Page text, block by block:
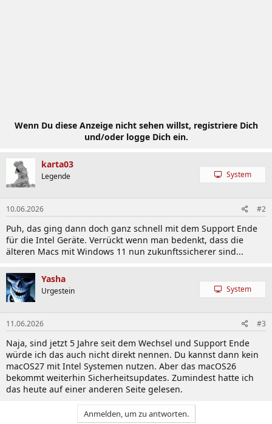
Wenn Du diese Anzeige nicht sehen willst, registriere Dich
und/oder logge Dich ein.
karta03
Legende System
10.06.2026 #2
Puh, das ging dann doch ganz schnell mit dem Support Ende
für die Intel Geräte. Verrückt wenn man bedenkt, dass die
älteren Macs mit Windows 11 nun zukunftssicherer sind...
Yasha
Urgestein System
11.06.2026 #3
Naja, sind jetzt 5 Jahre seit dem Wechsel und Support Ende
würde ich das auch nicht direkt nennen. Du kannst dann kein
macOS27 mit Intel Systemen nutzen. Aber das macOS26
bekommt weiterhin Sicherheitsupdates. Zumindest hatte ich
das heute auf einer anderen Seite gelesen.
Anmelden, um zu antworten.